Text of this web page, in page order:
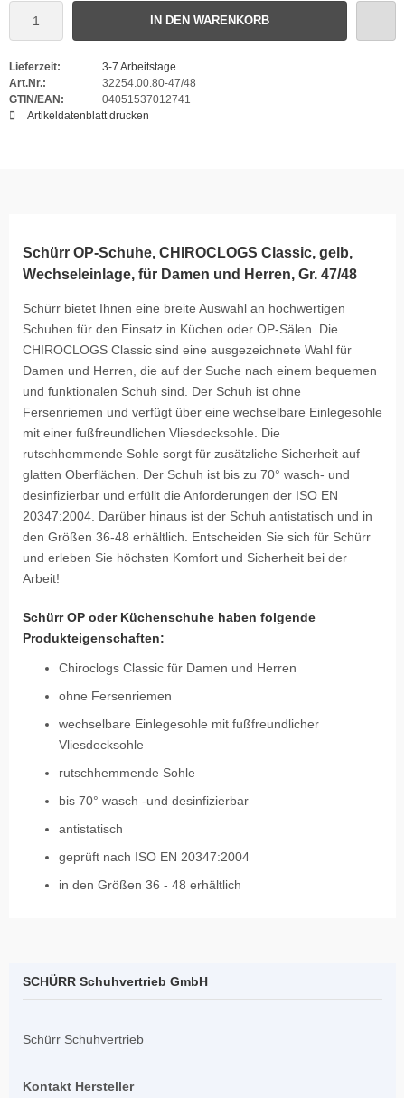
IN DEN WARENKORB
Lieferzeit:
3-7 Arbeitstage
Art.Nr.:
32254.00.80-47/48
GTIN/EAN:
04051537012741
Artikeldatenblatt drucken
Schürr OP-Schuhe, CHIROCLOGS Classic, gelb,
Wechseleinlage, für Damen und Herren, Gr. 47/48
Schürr bietet Ihnen eine breite Auswahl an hochwertigen
Schuhen für den Einsatz in Küchen oder OP-Sälen. Die
CHIROCLOGS Classic sind eine ausgezeichnete Wahl für
Damen und Herren, die auf der Suche nach einem bequemen
und funktionalen Schuh sind. Der Schuh ist ohne
Fersenriemen und verfügt über eine wechselbare Einlegesohle
mit einer fußfreundlichen Vliesdecksohle. Die
rutschhemmende Sohle sorgt für zusätzliche Sicherheit auf
glatten Oberflächen. Der Schuh ist bis zu 70° wasch- und
desinfizierbar und erfüllt die Anforderungen der ISO EN
20347:2004. Darüber hinaus ist der Schuh antistatisch und in
den Größen 36-48 erhältlich. Entscheiden Sie sich für Schürr
und erleben Sie höchsten Komfort und Sicherheit bei der
Arbeit!
Schürr OP oder Küchenschuhe haben folgende
Produkteigenschaften:
Chiroclogs Classic für Damen und Herren
ohne Fersenriemen
wechselbare Einlegesohle mit fußfreundlicher
Vliesdecksohle
rutschhemmende Sohle
bis 70° wasch -und desinfizierbar
antistatisch
geprüft nach ISO EN 20347:2004
in den Größen 36 - 48 erhältlich
SCHÜRR Schuhvertrieb GmbH
Schürr Schuhvertrieb
Kontakt Hersteller